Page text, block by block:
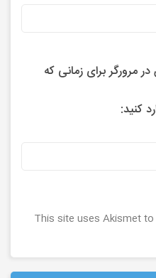
مرورگر برای زمانی که
کنید:
This site uses Akismet